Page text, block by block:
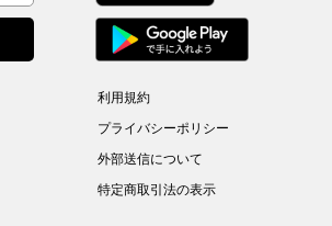
利用規約
プライバシーポリシー
外部送信について
特定商取引法の表示